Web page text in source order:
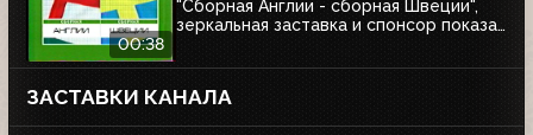
00:38
"Сборная Англии - сборная Швеции",
зеркальная заставка и спонсор показа
ЗАСТАВКИ КАНАЛА